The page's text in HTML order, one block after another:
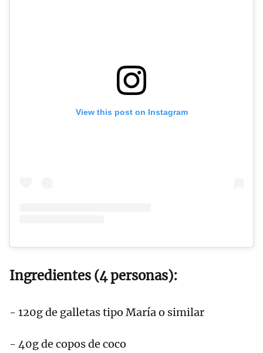
View this post on Instagram
Ingredientes (4 personas):
- 120g de galletas tipo María o similar
- 40g de copos de coco